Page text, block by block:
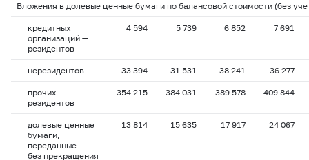
Вложения в долевые ценные бумаги по балансовой стоимости (без
кредитных
организаций —
резидентов
4 594 5 739 6 852 7 691
нерезидентов 33 394 31 531 38 241 36 277
прочих
резидентов
354 215 384 031 389 578 409 844
долевые ценные
бумаги,
переданные
без прекращения
13 814 15 635 17 917 24 067